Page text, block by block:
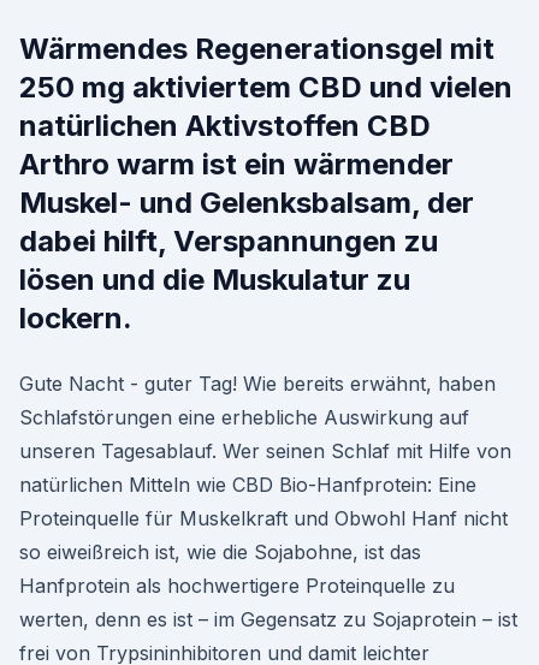
Wärmendes Regenerationsgel mit
250 mg aktiviertem CBD und vielen
natürlichen Aktivstoffen CBD
Arthro warm ist ein wärmender
Muskel- und Gelenksbalsam, der
dabei hilft, Verspannungen zu
lösen und die Muskulatur zu
lockern.
Gute Nacht - guter Tag! Wie bereits erwähnt, haben
Schlafstörungen eine erhebliche Auswirkung auf
unseren Tagesablauf. Wer seinen Schlaf mit Hilfe von
natürlichen Mitteln wie CBD Bio-Hanfprotein: Eine
Proteinquelle für Muskelkraft und Obwohl Hanf nicht
so eiweißreich ist, wie die Sojabohne, ist das
Hanfprotein als hochwertigere Proteinquelle zu
werten, denn es ist – im Gegensatz zu Sojaprotein – ist
frei von Trypsininhibitoren und damit leichter